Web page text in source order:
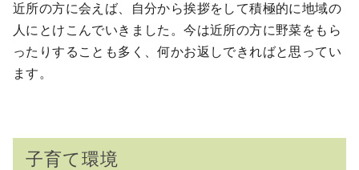
近所の方に会えば、自分から挨拶をして積極的に地域の
人にとけこんでいきました。今は近所の方に野菜をもら
ったりすることも多く、何かお返しできればと思ってい
ます。
子育て環境